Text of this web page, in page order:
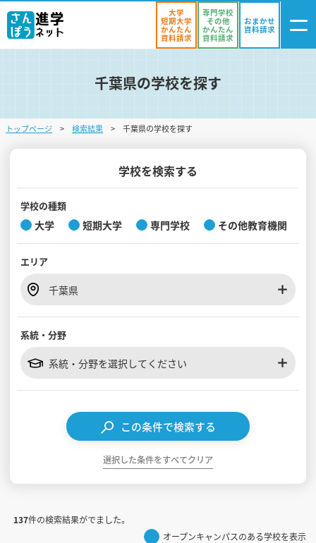
ログイン
・登録
気になる
学校を探す
オープンキャンパスを探す
入試・受験入門
見学会WEB手引書
大学
短期大学
かんたん
資料請求
専門学校
その他
かんたん
資料請求
おまかせ
資料請求
千葉県の学校を探す
トップページ 検索結果 千葉県の学校を探す
学校を検索する
学校の種類
大学 短期大学 専門学校 その他教育機関
エリア
千葉県
系統・分野
系統・分野を選択してください
この条件で検索する
選択した条件をすべてクリア
137件の検索結果がでました。
オープンキャンパスのある学校を表示